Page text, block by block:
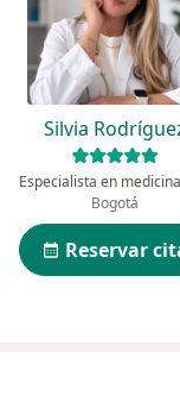
Silvia
Bogotá
Reservar